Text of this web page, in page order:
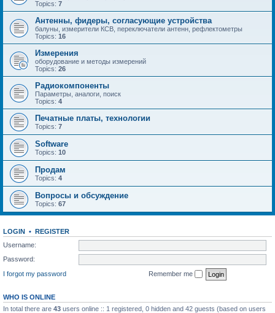
Topics: 7
Антенны, фидеры, согласующие устройства
балуны, измерители КСВ, переключатели антенн, рефлектометры
Topics: 16
Измерения
оборудование и методы измерений
Topics: 26
Радиокомпоненты
Параметры, аналоги, поиск
Topics: 4
Печатные платы, технологии
Topics: 7
Software
Topics: 10
Продам
Topics: 4
Вопросы и обсуждение
Topics: 67
LOGIN • REGISTER
Username:
Password:
I forgot my password
Remember me
WHO IS ONLINE
In total there are 43 users online :: 1 registered, 0 hidden and 42 guests (based on users